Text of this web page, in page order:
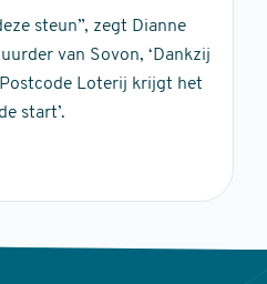
steun”, zegt Dianne
van Sovon, ‘Dankzij
Loterij krijgt het
start’.